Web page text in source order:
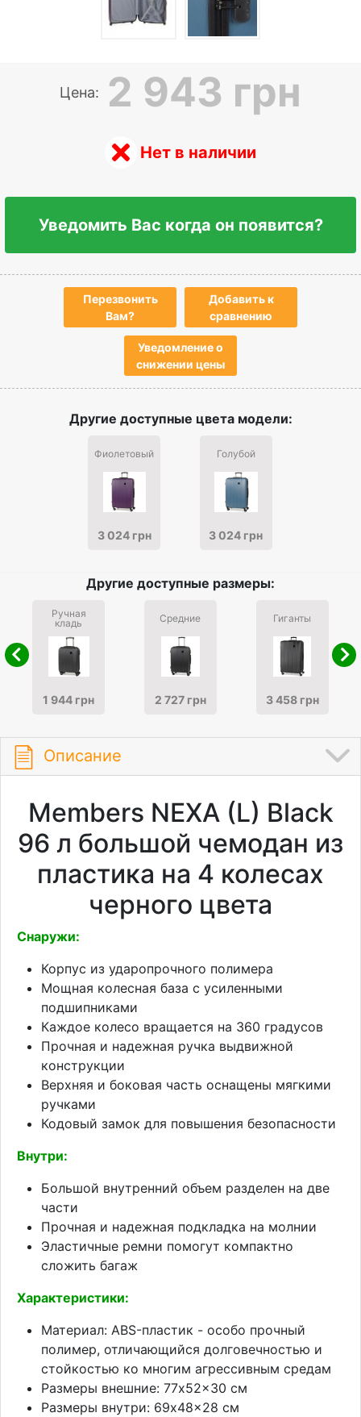
Цена: 2 943 грн
Нет в наличии
Уведомить Вас когда он появится?
Перезвонить
Вам?
Добавить к
сравнению
Уведомление о
снижении цены
Другие доступные цвета модели:
Фиолетовый
3 024 грн
Голубой
3 024 грн
Другие доступные размеры:
Ручная
кладь
1 944 грн
Средние
2 727 грн
Гиганты
3 458 грн
Описание
Members NEXA (L) Black
96 л большой чемодан из
пластика на 4 колесах
черного цвета
Снаружи:
Корпус из ударопрочного полимера
Мощная колесная база с усиленными
подшипниками
Каждое колесо вращается на 360 градусов
Прочная и надежная ручка выдвижной
конструкции
Верхняя и боковая часть оснащены мягкими
ручками
Кодовый замок для повышения безопасности
Внутри:
Большой внутренний объем разделен на две
части
Прочная и надежная подкладка на молнии
Эластичные ремни помогут компактно
сложить багаж
Характеристики:
Материал: ABS-пластик - особо прочный
полимер, отличающийся долговечностью и
стойкостью ко многим агрессивным средам
Размеры внешние: 77x52x30 см
Размеры внутри: 69x48x28 см